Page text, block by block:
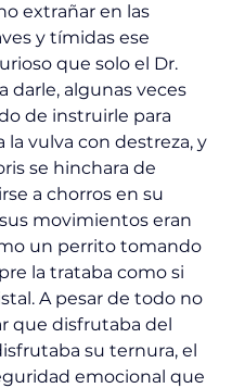
extrañar en las
y tímidas ese
que solo el Dr.
darle, algunas veces
de instruirle para
la vulva con destreza, y
se hinchara de
a chorros en su
movimientos eran
un perrito tomando
la trataba como si
A pesar de todo no
que disfrutaba del
su ternura, el
emocional que